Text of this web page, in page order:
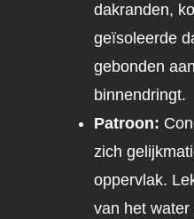
dakranden,
geïsoleerde
gebonden
binnendringt.
Patroon:
zich
oppervlak.
van het